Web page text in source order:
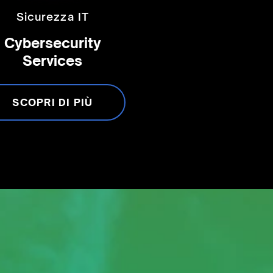
Sicurezza IT
Cybersecurity
Services
SCOPRI DI PIÙ